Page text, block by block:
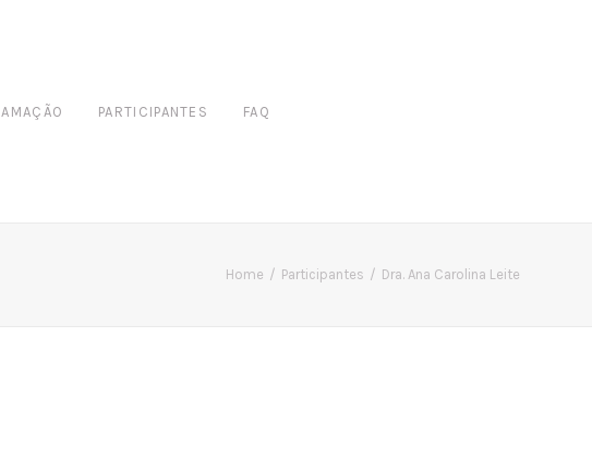
PARTICIPANTES FAQ
Home Participantes Dra. Ana Carolina Leite